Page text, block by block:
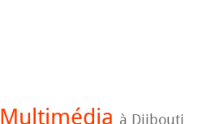
Multimédia à Djibouti